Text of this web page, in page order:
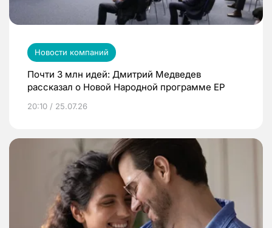
Новости компаний
Почти 3 млн идей: Дмитрий Медведев
рассказал о Новой Народной программе ЕР
20:10 / 25.07.26